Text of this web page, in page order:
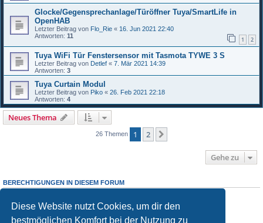
Diese Website nutzt Cookies, um dir den
bestmöglichen Komfort bei der Nutzung zu
Glocke/Gegensprechanlage/Türöffner Tuya/SmartLife in
OpenHAB
Letzter Beitrag von Flo_Rie « 16. Jun 2021 22:40
Antworten: 11 1 2
Tuya WiFi Tür Fenstersensor mit Tasmota TYWE 3 S
Letzter Beitrag von Detlef « 7. Mär 2021 14:39
Antworten: 3
Tuya Curtain Modul
Letzter Beitrag von Piko « 26. Feb 2021 22:18
Antworten: 4
Neues Thema
26 Themen 1 2
Gehe zu
BERECHTIGUNGEN IN DIESEM FORUM
Du darfst
keine Antworten zu Themen in diesem Forum erstellen.
Du darfst deine Beiträge in diesem Forumnichtändern.
Du darfst deine Beiträge in diesem Forum nicht löschen.